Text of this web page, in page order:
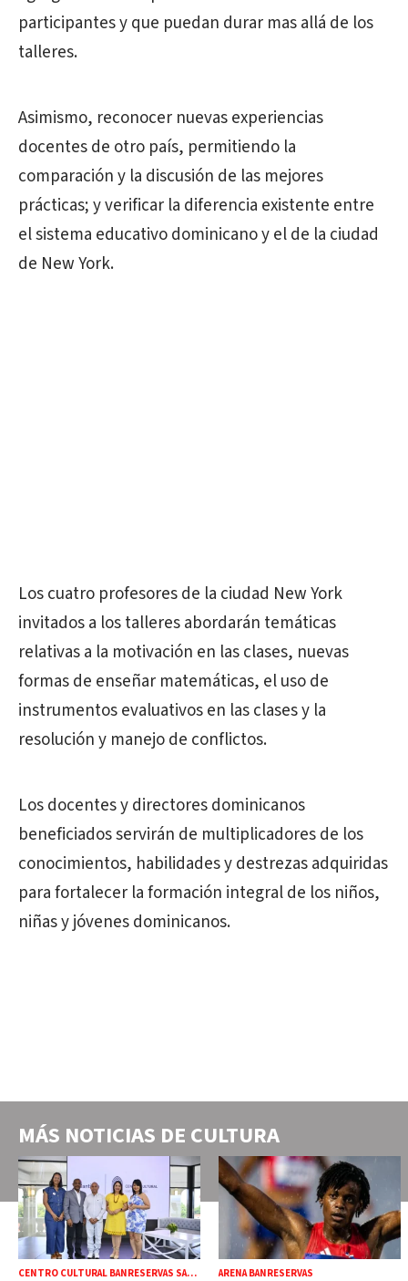
participantes y que puedan durar mas allá de los
talleres.
Asimismo, reconocer nuevas experiencias
docentes de otro país, permitiendo la
comparación y la discusión de las mejores
prácticas; y verificar la diferencia existente entre
el sistema educativo dominicano y el de la ciudad
de New York.
Los cuatro profesores de la ciudad New York
invitados a los talleres abordarán temáticas
relativas a la motivación en las clases, nuevas
formas de enseñar matemáticas, el uso de
instrumentos evaluativos en las clases y la
resolución y manejo de conflictos.
Los docentes y directores dominicanos
beneficiados servirán de multiplicadores de los
conocimientos, habilidades y destrezas adquiridas
para fortalecer la formación integral de los niños,
niñas y jóvenes dominicanos.
MÁS NOTICIAS DE CULTURA
CENTRO CULTURAL BANRESERVAS SANTIAGO ARENA BANRESERVAS